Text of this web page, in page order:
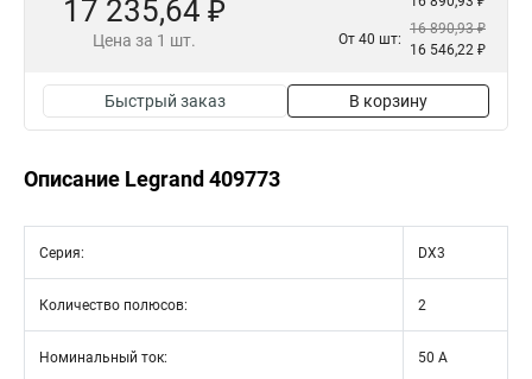
17 235,64 ₽
Цена за 1 шт. От 40 шт:
16 890,93 ₽
16 546,22 ₽
Быстрый заказ В корзину
Описание Legrand 409773
Серия: DX3
Количество полюсов: 2
Номинальный ток: 50 А